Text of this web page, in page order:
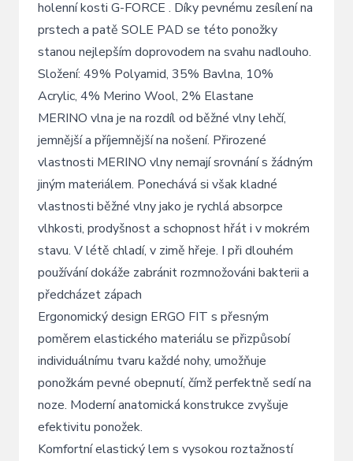
holenní kosti G-FORCE . Díky pevnému zesílení na
prstech a patě SOLE PAD se této ponožky
stanou nejlepším doprovodem na svahu nadlouho.
Složení: 49% Polyamid, 35% Bavlna, 10%
Acrylic, 4% Merino Wool, 2% Elastane
MERINO vlna je na rozdíl od běžné vlny lehčí,
jemnější a příjemnější na nošení. Přirozené
vlastnosti MERINO vlny nemají srovnání s žádným
jiným materiálem. Ponechává si však kladné
vlastnosti běžné vlny jako je rychlá absorpce
vlhkosti, prodyšnost a schopnost hřát i v mokrém
stavu. V létě chladí, v zimě hřeje. I při dlouhém
používání dokáže zabránit rozmnožováni bakterii a
předcházet zápach
Ergonomický design ERGO FIT s přesným
poměrem elastického materiálu se přizpůsobí
individuálnímu tvaru každé nohy, umožňuje
ponožkám pevné obepnutí, čímž perfektně sedí na
noze. Moderní anatomická konstrukce zvyšuje
efektivitu ponožek.
Komfortní elastický lem s vysokou roztažností